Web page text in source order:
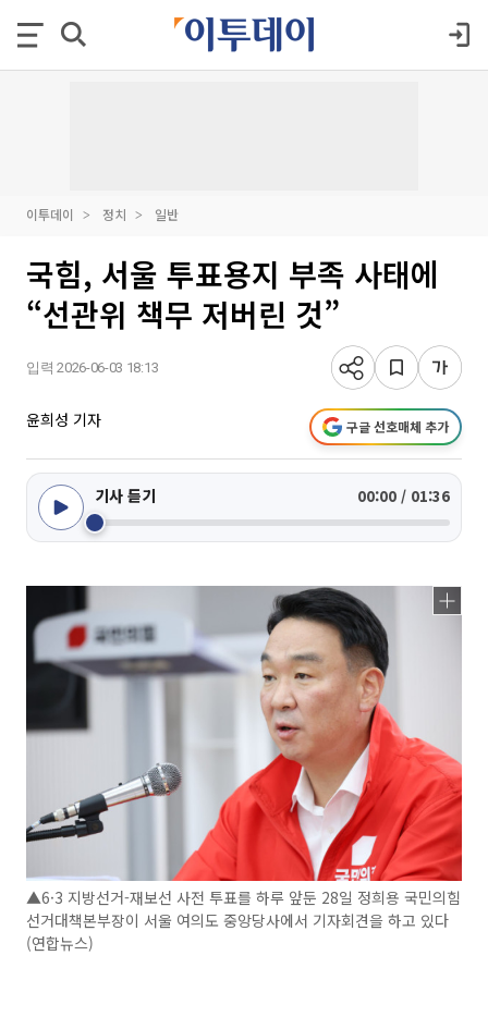
이투데이 정치 일반
국힘, 서울 투표용지 부족 사태에
“선관위 책무 저버린 것”
입력 2026-06-03 18:13
윤희성 기자 구글 선호매체 추가
기사 듣기 00:00 / 01:36
▲6·3 지방선거-재보선 사전 투표를 하루 앞둔 28일 정희용 국민의힘
선거대책본부장이 서울 여의도 중앙당사에서 기자회견을 하고 있다
(연합뉴스)